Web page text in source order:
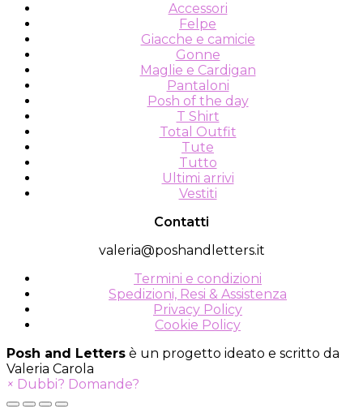
Accessori
Felpe
Giacche e camicie
Gonne
Maglie e Cardigan
Pantaloni
Posh of the day
T Shirt
Total Outfit
Tute
Tutto
Ultimi arrivi
Vestiti
Contatti
valeria@poshandletters.it
Termini e condizioni
Spedizioni, Resi & Assistenza
Privacy Policy
Cookie Policy
Posh and Letters è un progetto ideato e scritto da
Valeria Carola
× Dubbi? Domande?